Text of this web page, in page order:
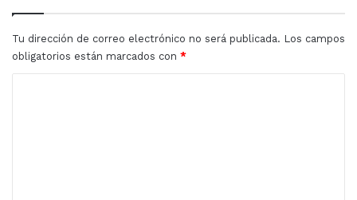
Tu dirección de correo electrónico no será publicada. Los campos
obligatorios están marcados con *